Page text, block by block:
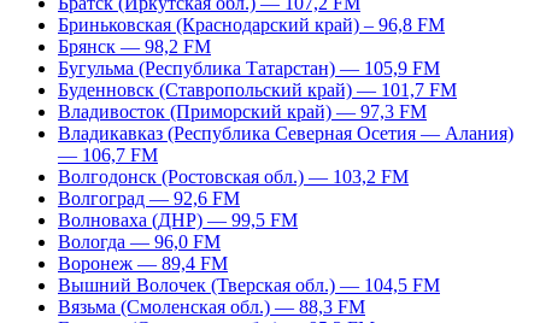
Бриньковская (Краснодарский край) – 96,8 FM
Брянск — 98,2 FM
Бугульма (Республика Татарстан) — 105,9 FM
Буденновск (Ставропольский край) — 101,7 FM
Владивосток (Приморский край) — 97,3 FM
Владикавказ (Республика Северная Осетия — Алания)
— 106,7 FM
Волгодонск (Ростовская обл.) — 103,2 FM
Волгоград — 92,6 FM
Волноваха (ДНР) — 99,5 FM
Вологда — 96,0 FM
Воронеж — 89,4 FM
Вышний Волочек (Тверская обл.) — 104,5 FM
Вязьма (Смоленская обл.) — 88,3 FM